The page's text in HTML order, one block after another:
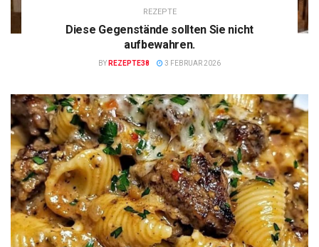
REZEPTE
Diese Gegenstände sollten Sie nicht
aufbewahren.
BY REZEPTE38 3 FEBRUAR 2026